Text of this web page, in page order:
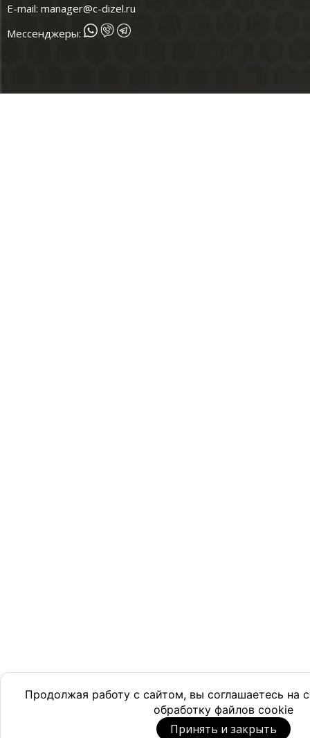
Продолжая работу с сайтом, вы соглашаетесь на
обработку файлов cookie
Принять и закрыть
E-mail: manager@c-dizel.ru
Мессенджеры: